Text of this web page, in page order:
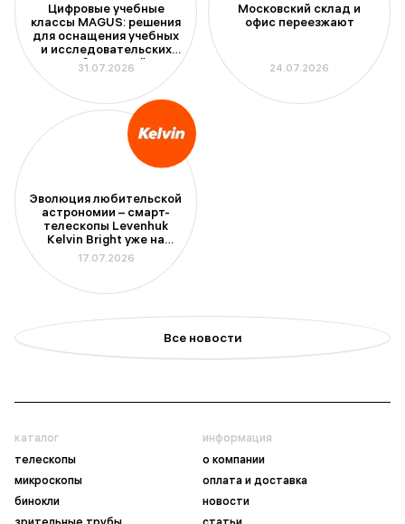
Цифровые учебные
классы MAGUS: решения
для оснащения учебных
и исследовательских
лабораторий
31.07.2026
Московский склад и
офис переезжают
24.07.2026
Эволюция любительской
астрономии – смарт-
телескопы Levenhuk
Kelvin Bright уже на
складе
17.07.2026
Все новости
каталог
телескопы
микроскопы
бинокли
информация
о компании
оплата и доставка
новости